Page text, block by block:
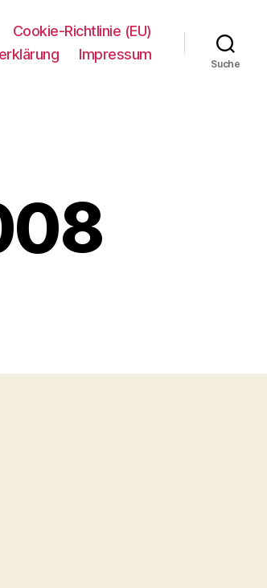
Cookie-Richtlinie (EU)
Impressum
Suche